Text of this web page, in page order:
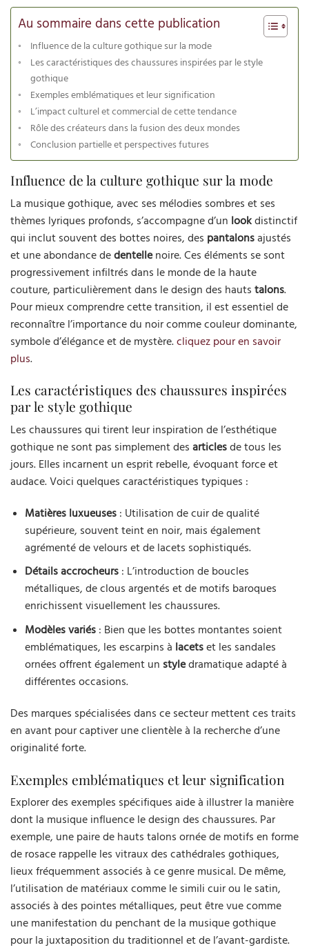
Au sommaire dans cette publication
Influence de la culture gothique sur la mode
Les caractéristiques des chaussures inspirées par le style
gothique
Exemples emblématiques et leur signification
L’impact culturel et commercial de cette tendance
Rôle des créateurs dans la fusion des deux mondes
Conclusion partielle et perspectives futures
Influence de la culture gothique sur la mode
La musique gothique, avec ses mélodies sombres et ses
thèmes lyriques profonds, s’accompagne d’un lookdistinctif
qui inclut souvent des bottes noires, des pantalonsajustés
et une abondance dedentellenoire. Ces éléments se sont
progressivement infiltrés dans le monde de la haute
couture, particulièrement dans le design des hauts talons.
Pour mieux comprendre cette transition, il est essentiel de
reconnaître l’importance du noir comme couleur dominante,
symbole d’élégance et de mystère.cliquez pour en savoir
plus.
Les caractéristiques des chaussures inspirées
par le style gothique
Les chaussures qui tirent leur inspiration de l’esthétique
gothique ne sont pas simplement des articlesde tous les
jours. Elles incarnent un esprit rebelle, évoquant force et
audace. Voici quelques caractéristiques typiques :
Matières luxueuses: Utilisation de cuir de qualité
supérieure, souvent teint en noir, mais également
agrémenté de velours et de lacets sophistiqués.
Détails accrocheurs: L’introduction de boucles
métalliques, de clous argentés et de motifs baroques
enrichissent visuellement les chaussures.
Modèles variés: Bien que les bottes montantes soient
emblématiques, les escarpins à lacetset les sandales
ornées offrent également un styledramatique adapté à
différentes occasions.
Des marques spécialisées dans ce secteur mettent ces traits
en avant pour captiver une clientèle à la recherche d’une
originalité forte.
Exemples emblématiques et leur signification
Explorer des exemples spécifiques aide à illustrer la manière
dont la musique influence le design des chaussures. Par
exemple, une paire de hauts talons ornée de motifs en forme
de rosace rappelle les vitraux des cathédrales gothiques,
lieux fréquemment associés à ce genre musical. De même,
l’utilisation de matériaux comme le simili cuir ou le satin,
associés à des pointes métalliques, peut être vue comme
une manifestation du penchant de la musique gothique
pour la juxtaposition du traditionnel et de l’avant-gardiste.